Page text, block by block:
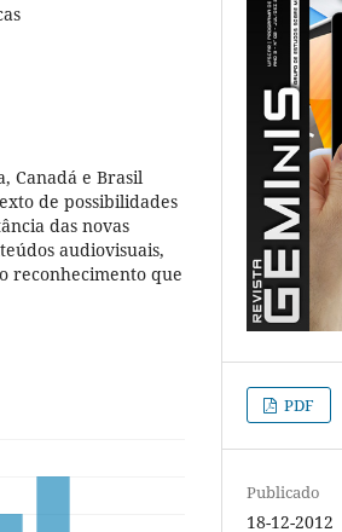
Canadá e Brasil
de possibilidades
das novas
audiovisuais,
reconhecimento que
PDF
Publicado
18-12-2012